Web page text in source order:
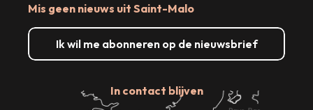
Mis geen nieuws uit Saint-Malo
Ik wil me abonneren op de nieuwsbrief
In contact blijven